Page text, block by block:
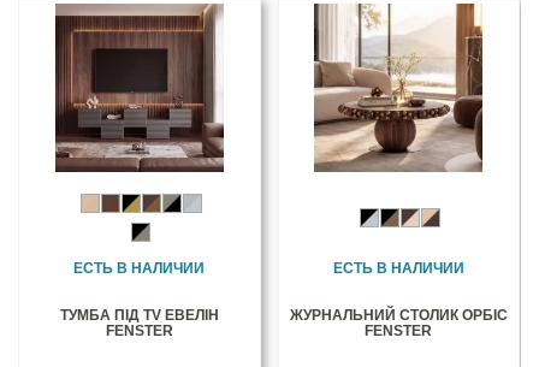
ЕСТЬ В НАЛИЧИИ
ТУМБА ПІД TV ЕВЕЛІН
FENSTER
ЕСТЬ В НАЛИЧИИ
ЖУРНАЛЬНИЙ СТОЛИК ОРБІС
FENSTER